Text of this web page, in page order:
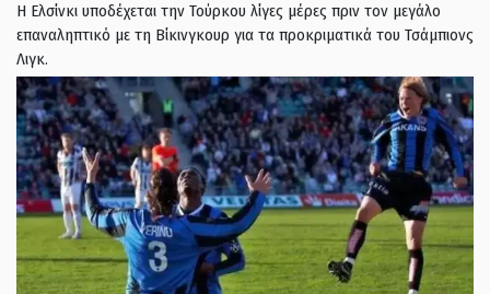
Η Ελσίνκι υποδέχεται την Τούρκου λίγες μέρες πριν τον μεγάλο
επαναληπτικό με τη Βίκινγκουρ για τα προκριματικά του Τσάμπιονς
Λιγκ.